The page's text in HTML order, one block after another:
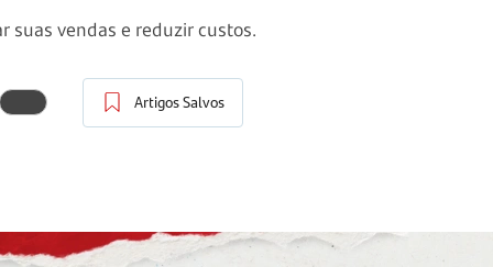
suas vendas e reduzir custos.
Artigos Salvos